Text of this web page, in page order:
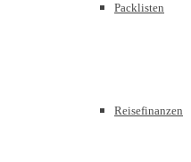
Packlisten
Reisefinanzen